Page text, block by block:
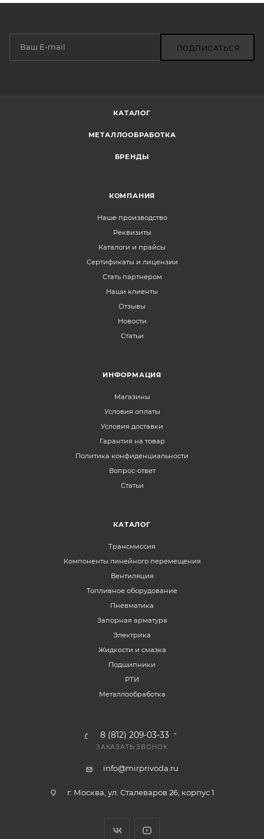
ПОДПИСАТЬСЯ
КАТАЛОГ
МЕТАЛЛООБРАБОТКА
БРЕНДЫ
КОМПАНИЯ
Наше производство
Реквизиты
Каталоги и прайсы
Сертификаты и лицензии
Стать партнером
Наши клиенты
Отзывы
Новости
Статьи
ИНФОРМАЦИЯ
Магазины
Условия оплаты
Условия доставки
Гарантия на товар
Политика конфиденциальности
Вопрос-ответ
Статьи
КАТАЛОГ
Трансмиссия
Компоненты линейного перемещения
Вентиляция
Топливное оборудование
Пневматика
Запорная арматура
Электрика
Жидкости и смазка
Подшипники
РТИ
Металлообработка
8 (812) 209-03-33
ЗАКАЗАТЬ ЗВОНОК
info@mirprivoda.ru
г. Москва, ул. Сталеваров 26, корпус 1